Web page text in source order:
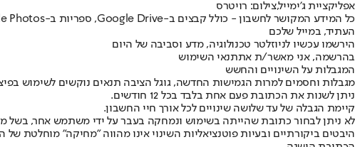
אפליקציית ג'ימייל,צילום: רויטרס
כל המידע המקושר לחשבון - כולל קבצים ב-Google Drive, ספריות ב-Google Photos, רכישות בחנות האפליקציות והיסטוריית יוטיוב - נשמר ללא שינוי.
העתיד, במייל שלכם
הירשמו עכשיו לניוזלטר טכנולוגיה, מדע וסביבה של היום
בהרשמה, אני מאשר/ת אתתנאי השימוש
המגבלות על השינויים והחשש
מגבלות וחסמים למרות הגמישות החדשה, גוגל הציבה תנאים נוקשים לשימוש
ניתן לשנות את הכתובת פעם אחת בלבד בכל 12 חודשים.
קיימת הגבלה של עד שלושה שינויים לכל אורך חיי החשבון.
לא ניתן לבחור כתובת שהייתה בשימוש ונמחקה בעבר על ידי משתמש אחר, בשל
היבטים ביקורתיים ובעיות פוטנציאליות השינוי אינו מהווה "מחיקה"